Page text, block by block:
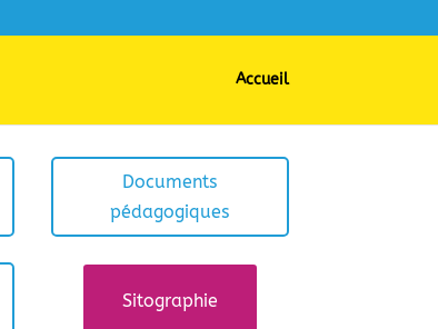
Accueil
Documents
pédagogiques
Sitographie